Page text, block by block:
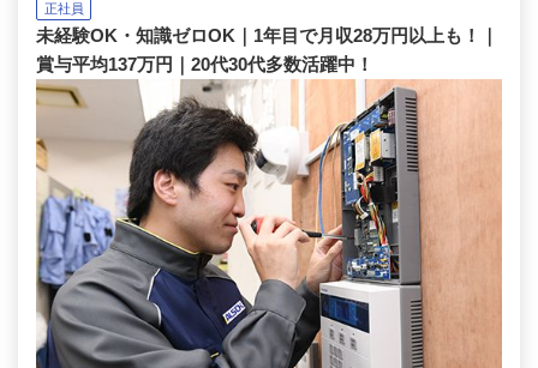
正社員
未経験OK・知識ゼロOK｜1年目で月収28万円以上も！｜
賞与平均137万円｜20代30代多数活躍中！